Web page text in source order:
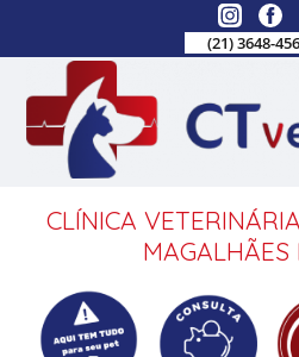
(21) 3648-
CLÍNICA
MAGALHÃES